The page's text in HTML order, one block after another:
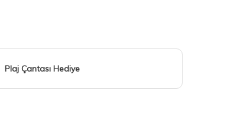
Plaj Çantası Hediye